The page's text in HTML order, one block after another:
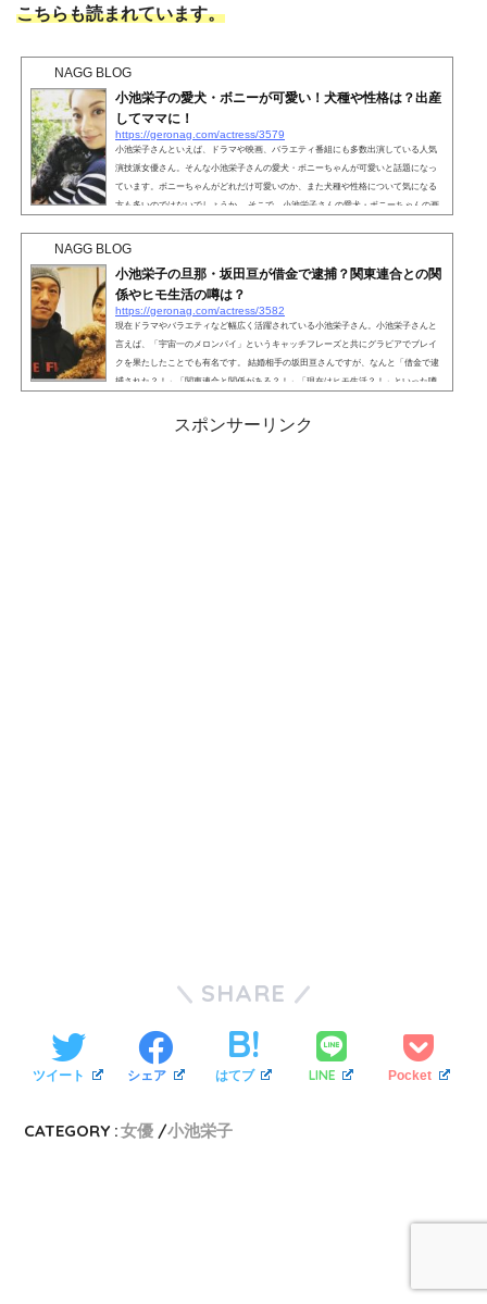
こちらも読まれています。
NAGG BLOG
小池栄子の愛犬・ボニーが可愛い！犬種や性格は？出産
してママに！
https://geronag.com/actress/3579
小池栄子さんといえば、ドラマや映画、バラエティ番組にも多数出演している人気
演技派女優さん。そんな小池栄子さんの愛犬・ボニーちゃんが可愛いと話題になっ
ています。ボニーちゃんがどれだけ可愛いのか、また犬種や性格について気になる
方も多いのではないでしょうか。 そこで、小池栄子さんの愛犬・ボニーちゃんの画
ます。 小池栄子の愛犬・ボニーが可愛い！ネット上では、小池栄子さんの愛犬・ボ
NAGG BLOG
小池栄子の旦那・坂田亘が借金で逮捕？関東連合との関
係やヒモ生活の噂は？
https://geronag.com/actress/3582
現在ドラマやバラエティなど幅広く活躍されている小池栄子さん。小池栄子さんと
言えば、「宇宙一のメロンパイ」というキャッチフレーズと共にグラビアでブレイ
クを果たしたことでも有名です。 結婚相手の坂田亘さんですが、なんと「借金で逮
捕された？！」「関東連合と関係がある？！」「現在はヒモ生活？！」といった噂
捕？関東連合との関係やヒモ生活の噂は？」について探っていきたいと思いま
す。 こちらも読まれています。坂田亘のプロフィ...
スポンサーリンク
SHARE
ツイート シェア はてブ LINE Pocket
CATEGORY :女優 小池栄子